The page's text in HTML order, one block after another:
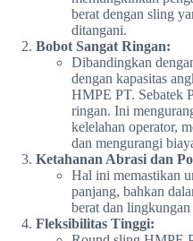
berat dengan sling
ditangani.
Bobot Sangat Ringan:
Dibandingkan
dengan kapasitas
HMPE PT. Sebatek
ringan. Ini
kelelahan operator,
dan mengurangi
Ketahanan Abrasi dan
Hal ini memastikan
panjang, bahkan
berat dan lingkungan
Fleksibilitas Tinggi: